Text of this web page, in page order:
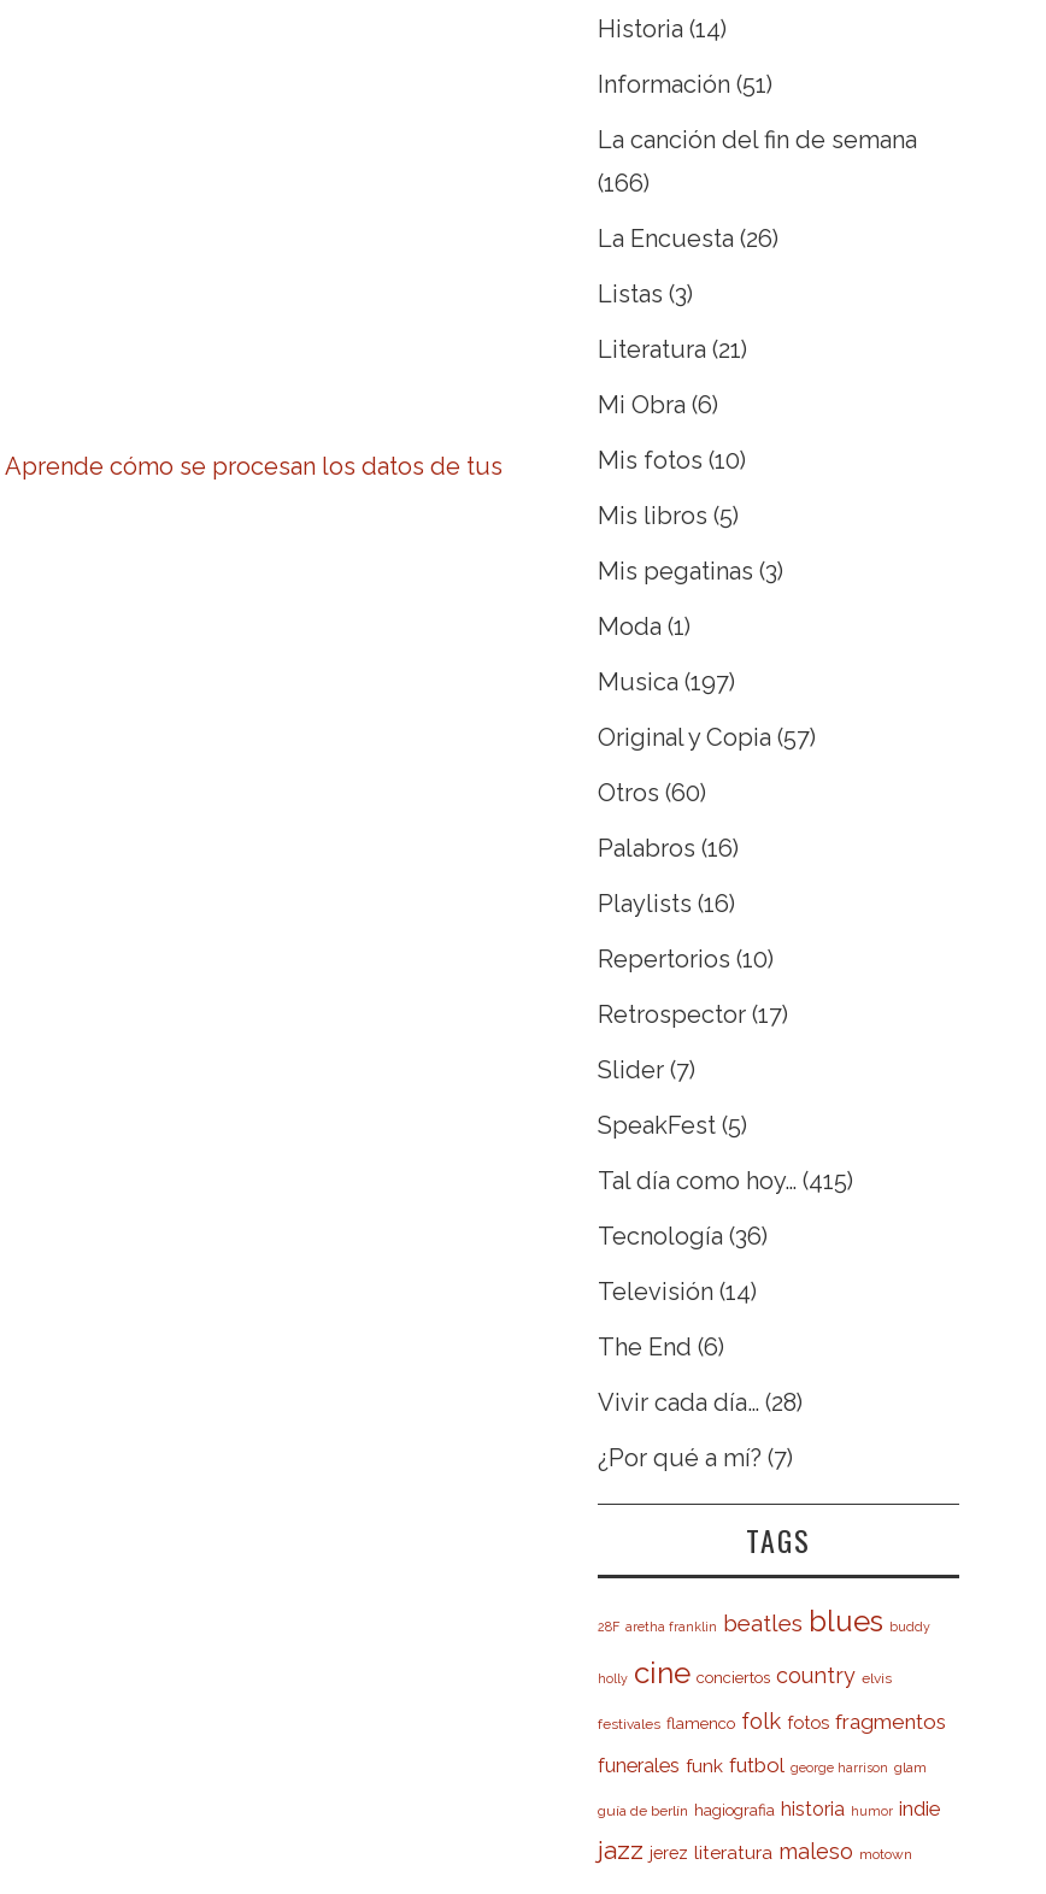
Aprende cómo se procesan los datos de tus
Historia (14)
Información (51)
La canción del fin de semana
(166)
La Encuesta (26)
Listas (3)
Literatura (21)
Mi Obra (6)
Mis fotos (10)
Mis libros (5)
Mis pegatinas (3)
Moda (1)
Musica (197)
Original y Copia (57)
Otros (60)
Palabros (16)
Playlists (16)
Repertorios (10)
Retrospector (17)
Slider (7)
SpeakFest (5)
Tal día como hoy… (415)
Tecnología (36)
Televisión (14)
The End (6)
Vivir cada día… (28)
¿Por qué a mí? (7)
TAGS
28F aretha franklin beatles blues buddy
holly cine conciertos country elvis
festivales flamenco folk fotos fragmentos
funerales funk futbol george harrison glam
guía de berlín hagiografia historia humor indie
jazz jerez literatura maleso motown